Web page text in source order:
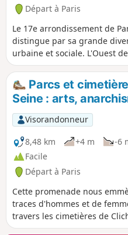
Départ à Paris
Le 17e arrondissement de
distingue par sa grande
urbaine et sociale. L'Ouest de
l'arrondissement est plus
bourgeois que l'Est, avec les
Ternes et Monceau. Il se
une architecture variée
l’haussmannien aux
contemporains. Bien
traditions parisiennes et
L'Ouest de l'arrondissement
découvrir deux longues
une vingtaine d'espaces verts
pittoresques jardins tel le
Odile ou le vallonné Jardin
Parcs et
Seine : arts,
Visorandonneur
8,48 km
+4 m -6
Facile
Départ à Paris
Cette promenade nous
traces d'hommes et de
travers les cimetières de
de Levallois. Le parcours est